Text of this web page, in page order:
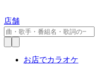
店舗
お店でカラオケ